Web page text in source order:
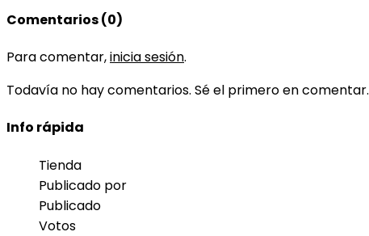
Comentarios (0)
Para comentar,inicia sesión.
Todavía no hay comentarios. Sé el primero en comentar.
Info rápida
Tienda
Publicado por
Publicado
Votos